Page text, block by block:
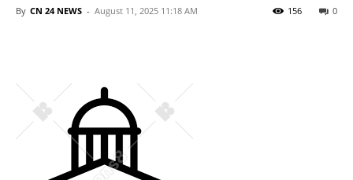
By CN 24 NEWS - August 11, 2025 11:18 AM 0
156